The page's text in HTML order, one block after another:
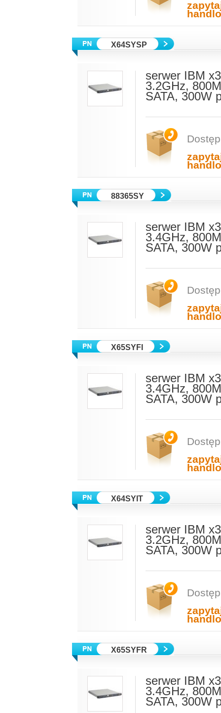
X64SYSP
serwer IBM
3.2GHz,
SATA, 300W
88365SY
serwer IBM
3.4GHz,
SATA, 300W
X65SYFI
serwer IBM
3.4GHz,
SATA, 300W
X64SYIT
serwer IBM
3.2GHz,
SATA, 300W
X65SYFR
serwer IBM
3.4GHz,
SATA, 300W